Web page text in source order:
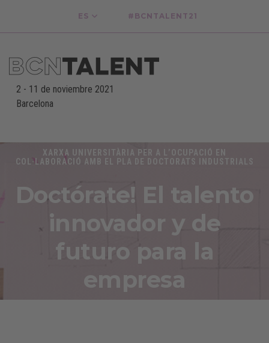
ES #BCNTALENT21
2 - 11 de noviembre 2021
Barcelona
XARXA UNIVERSITÀRIA PER A L’OCUPACIÓ EN
COL·LABORACIÓ AMB EL PLA DE DOCTORATS INDUSTRIALS
Doctórate! El talento
innovador y de
futuro para la
empresa